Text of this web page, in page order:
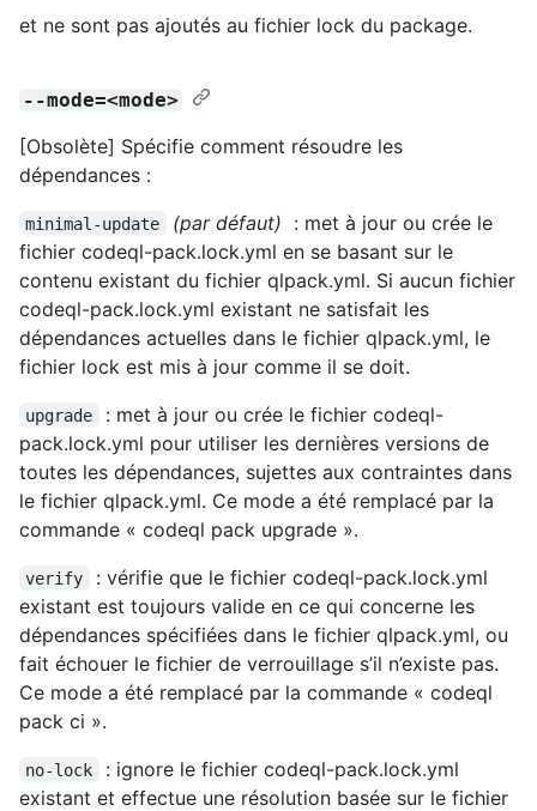
et ne sont pas ajoutés au fichier lock du package.
--mode=<mode>
[Obsolète] Spécifie comment résoudre les
dépendances :
minimal-update (par défaut) : met à jour ou crée le
fichier codeql-pack.lock.yml en se basant sur le
contenu existant du fichier qlpack.yml. Si aucun fichier
codeql-pack.lock.yml existant ne satisfait les
dépendances actuelles dans le fichier qlpack.yml, le
fichier lock est mis à jour comme il se doit.
upgrade
: met à jour ou crée le fichier codeql-
pack.lock.yml pour utiliser les dernières versions de
toutes les dépendances, sujettes aux contraintes dans
le fichier qlpack.yml. Ce mode a été remplacé par la
commande « codeql pack upgrade ».
verify
: vérifie que le fichier codeql-pack.lock.yml
existant est toujours valide en ce qui concerne les
dépendances spécifiées dans le fichier qlpack.yml, ou
fait échouer le fichier de verrouillage s’il n’existe pas.
Ce mode a été remplacé par la commande « codeql
pack ci ».
no-lock
: ignore le fichier codeql-pack.lock.yml
existant et effectue une résolution basée sur le fichier